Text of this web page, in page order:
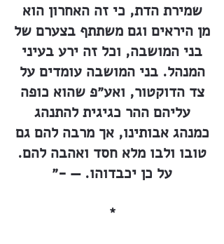
שמירת הדת, כי זה האחרון הוא
מן היראים וגם משתתף בצערם של
בני המושבה, וכל זה ירע בעיני
המנהל. בני המושבה עומדים על
צד הדוקטור, ואע״פ שהוא כופה
עליהם ההר כגיגית להתנהג
כמנהג אבותינו, אך מרבה להם גם
טובו ולבו מלא חסד ואהבה להם.
על כן יכבדוהו. — -״
*